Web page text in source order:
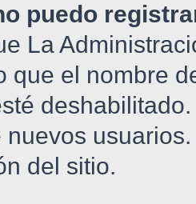
puedo
La
que el nombre
nuevos
del sitio.